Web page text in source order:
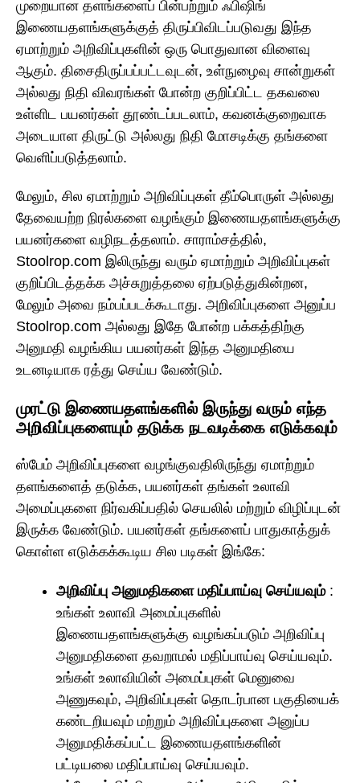
முறையான தளங்களைப் பின்பற்றும் ஃபிஷிங்
இணையதளங்களுக்குத் திருப்பிவிடப்படுவது இந்த
ஏமாற்றும் அறிவிப்புகளின் ஒரு பொதுவான விளைவு
ஆகும். திசைதிருப்பப்பட்டவுடன், உள்நுழைவு சான்றுகள்
அல்லது நிதி விவரங்கள் போன்ற குறிப்பிட்ட தகவலை
உள்ளிட பயனர்கள் தூண்டப்படலாம், கவனக்குறைவாக
அடையாள திருட்டு அல்லது நிதி மோசடிக்கு தங்களை
வெளிப்படுத்தலாம்.
மேலும், சில ஏமாற்றும் அறிவிப்புகள் தீம்பொருள் அல்லது
தேவையற்ற நிரல்களை வழங்கும் இணையதளங்களுக்கு
பயனர்களை வழிநடத்தலாம். சாராம்சத்தில்,
Stoolrop.com இலிருந்து வரும் ஏமாற்றும் அறிவிப்புகள்
குறிப்பிடத்தக்க அச்சுறுத்தலை ஏற்படுத்துகின்றன,
மேலும் அவை நம்பப்படக்கூடாது. அறிவிப்புகளை அனுப்ப
Stoolrop.com அல்லது இதே போன்ற பக்கத்திற்கு
அனுமதி வழங்கிய பயனர்கள் இந்த அனுமதியை
உடனடியாக ரத்து செய்ய வேண்டும்.
முரட்டு இணையதளங்களில் இருந்து வரும் எந்த
அறிவிப்புகளையும் தடுக்க நடவடிக்கை எடுக்கவும்
ஸ்பேம் அறிவிப்புகளை வழங்குவதிலிருந்து ஏமாற்றும்
தளங்களைத் தடுக்க, பயனர்கள் தங்கள் உலாவி
அமைப்புகளை நிர்வகிப்பதில் செயலில் மற்றும் விழிப்புடன்
இருக்க வேண்டும். பயனர்கள் தங்களைப் பாதுகாத்துக்
கொள்ள எடுக்கக்கூடிய சில படிகள் இங்கே:
அறிவிப்பு அனுமதிகளை மதிப்பாய்வு செய்யவும்:
உங்கள் உலாவி அமைப்புகளில்
இணையதளங்களுக்கு வழங்கப்படும் அறிவிப்பு
அனுமதிகளை தவறாமல் மதிப்பாய்வு செய்யவும்.
உங்கள் உலாவியின் அமைப்புகள் மெனுவை
அணுகவும், அறிவிப்புகள் தொடர்பான பகுதியைக்
கண்டறியவும் மற்றும் அறிவிப்புகளை அனுப்ப
அனுமதிக்கப்பட்ட இணையதளங்களின்
பட்டியலை மதிப்பாய்வு செய்யவும்.